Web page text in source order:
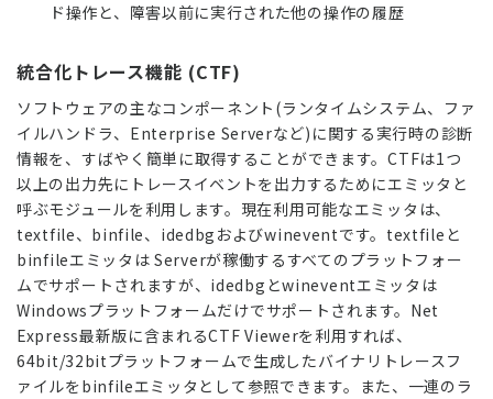
ド操作と、障害以前に実行された他の操作の履歴
統合化トレース機能 (CTF)
ソフトウェアの主なコンポーネント(ランタイムシステム、ファ
イルハンドラ、Enterprise Serverなど)に関する実行時の診断
情報を、すばやく簡単に取得することができます。CTFは1つ
以上の出力先にトレースイベントを出力するためにエミッタと
呼ぶモジュールを利用します。現在利用可能なエミッタは、
textfile、binfile、idedbgおよびwineventです。textfileと
binfileエミッタは Serverが稼働するすべてのプラットフォー
ムでサポートされますが、idedbgとwineventエミッタは
Windowsプラットフォームだけでサポートされます。Net
Express最新版に含まれるCTF Viewerを利用すれば、
64bit/32bitプラットフォームで生成したバイナリトレースフ
ァイルをbinfileエミッタとして参照できます。また、一連のラ